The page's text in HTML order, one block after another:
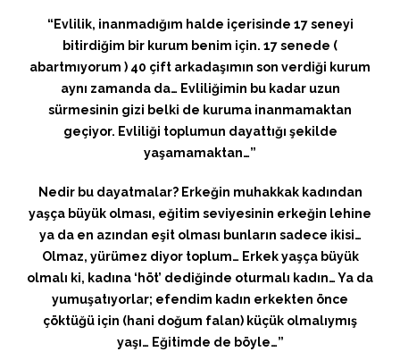
“Evlilik, inanmadığım halde içerisinde 17 seneyi
bitirdiğim bir kurum benim için. 17 senede (
abartmıyorum ) 40 çift arkadaşımın son verdiği kurum
aynı zamanda da… Evliliğimin bu kadar uzun
sürmesinin gizi belki de kuruma inanmamaktan
geçiyor. Evliliği toplumun dayattığı şekilde
yaşamamaktan…”
Nedir bu dayatmalar? Erkeğin muhakkak kadından
yaşça büyük olması, eğitim seviyesinin erkeğin lehine
ya da en azından eşit olması bunların sadece ikisi…
Olmaz, yürümez diyor toplum… Erkek yaşça büyük
olmalı ki, kadına ‘höt’ dediğinde oturmalı kadın… Ya da
yumuşatıyorlar; efendim kadın erkekten önce
çöktüğü için (hani doğum falan) küçük olmalıymış
yaşı… Eğitimde de böyle…”